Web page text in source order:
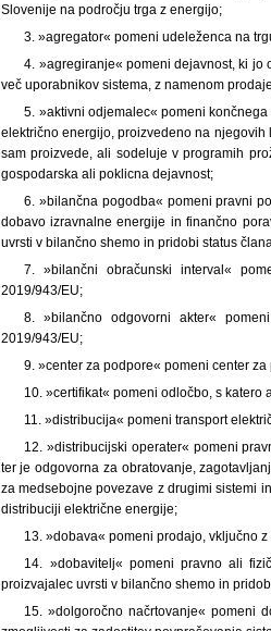
Slovenije na področju trga z energijo;
3. »agregator« pomeni udeleženca na
4. »agregiranje« pomeni dejavnost, ki jo
več uporabnikov sistema, z namenom
5. »aktivni odjemalec« pomeni
električno energijo, proizvedeno na
sam proizvede, ali sodeluje v programih
gospodarska ali poklicna dejavnost;
6. »bilančna pogodba« pomeni pravni
dobavo izravnalne energije in finančno
uvrsti v bilančno shemo in pridobi status
7. »bilančni obračunski interval«
2019/943/EU;
8. »bilančno odgovorni akter«
2019/943/EU;
9. »center za podpore« pomeni center
10. »certifikat« pomeni odločbo, s
11. »distribucija« pomeni transport
12. »distribucijski operater« pomeni
ter je odgovorna za obratovanje,
za medsebojne povezave z drugimi sistemi
distribuciji električne energije;
13. »dobava« pomeni prodajo, vključno
14. »dobavitelj« pomeni pravno ali
proizvajalec uvrsti v bilančno shemo in
15. »dolgoročno načrtovanje« pomeni